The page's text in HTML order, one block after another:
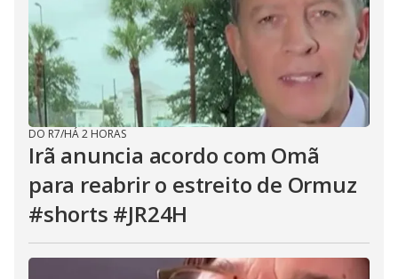
DO R7/HÁ 2 HORAS
Irã anuncia acordo com Omã
para reabrir o estreito de Ormuz
#shorts #JR24H